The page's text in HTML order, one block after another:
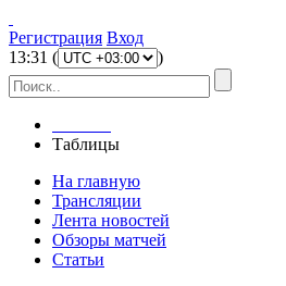
Регистрация Вход
13:31 ( )
Таблицы
На главную
Трансляции
Лента новостей
Обзоры матчей
Статьи